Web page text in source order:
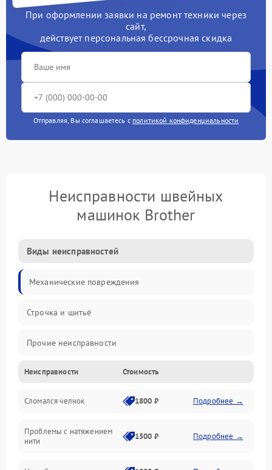
При оформлении заявки на ремонт техники через
сайт,
действует персональная бессрочная скидка
Отправляя, Вы соглашаетесь с политикой конфиденциальности
Неисправности швейных
машинок Brother
Виды неисправностей
Механические повреждения
Строчка и шитьё
Прочие неисправности
Электроника
Управление и электроника
Подача ткани
Игловодитель и механизмы
Неисправности Стоимость
Сломался челнок 1800 ₽ Подробнее →
Проблемы с натяжением
нити
1500 ₽ Подробнее →